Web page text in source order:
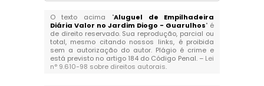
O texto acima "Aluguel de Empilhadeira
Diária Valor no Jardim Diogo - Guarulhos" é
de direito reservado. Sua reprodução, parcial ou
total, mesmo citando nossos links, é proibida
sem a autorização do autor. Plágio é crime e
está previsto no artigo 184 do Código Penal. – Lei
n° 9.610-98 sobre direitos autorais.